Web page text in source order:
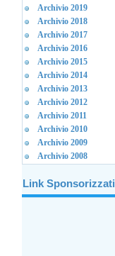
Archivio 2019
Archivio 2018
Archivio 2017
Archivio 2016
Archivio 2015
Archivio 2014
Archivio 2013
Archivio 2012
Archivio 2011
Archivio 2010
Archivio 2009
Archivio 2008
Link Sponsorizzati